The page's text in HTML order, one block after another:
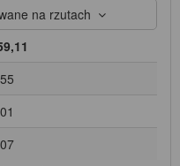
na rzutach